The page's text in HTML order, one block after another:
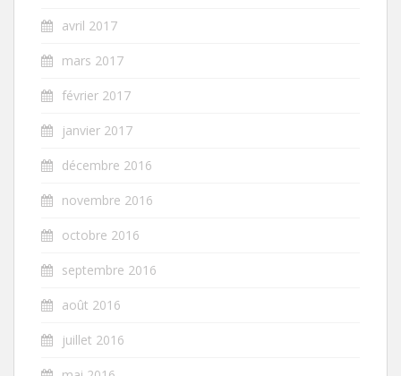
avril 2017
mars 2017
février 2017
janvier 2017
décembre 2016
novembre 2016
octobre 2016
septembre 2016
août 2016
juillet 2016